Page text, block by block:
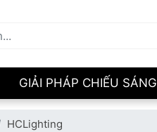
GIẢI PHÁP CHIẾU SÁNG
HCLighting